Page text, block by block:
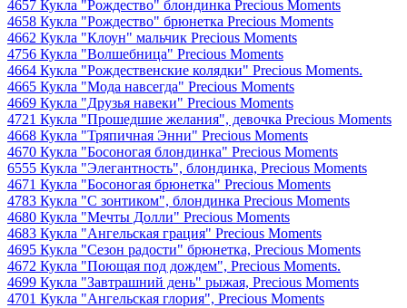
4657 Кукла "Рождество" блондинка Precious Moments
4658 Кукла "Рождество" брюнетка Precious Moments
4662 Кукла "Клоун" мальчик Precious Moments
4756 Кукла "Волшебница" Precious Moments
4664 Кукла "Рождественские колядки" Precious Moments.
4665 Кукла "Мода навсегда" Precious Moments
4669 Кукла "Друзья навеки" Precious Moments
4721 Кукла "Прошедшие желания", девочка Precious Moments
4668 Кукла "Тряпичная Энни" Precious Moments
4670 Кукла "Босоногая блондинка" Precious Moments
6555 Кукла "Элегантность", блондинка, Precious Moments
4671 Кукла "Босоногая брюнетка" Precious Moments
4783 Кукла "С зонтиком", блондинка Precious Moments
4680 Кукла "Мечты Долли" Precious Moments
4683 Кукла "Ангельская грация" Precious Moments
4695 Кукла "Сезон радости" брюнетка, Precious Moments
4672 Кукла "Поющая под дождем", Precious Moments.
4699 Кукла "Завтрашний день" рыжая, Precious Moments
4701 Кукла "Ангельская глория", Precious Moments